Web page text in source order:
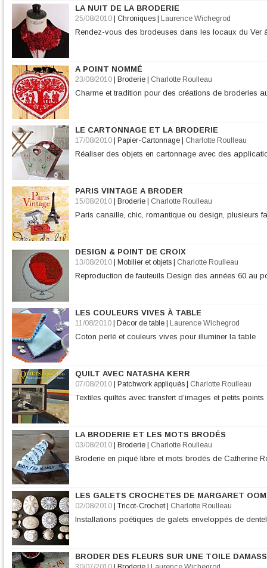
LA NUIT DE LA BRODERIE
25/08/2010 Chroniques Laurence Wichegrod
Rendez-vous des brodeuses dans les locaux du Ver
A POINT NOMMÉ
23/08/2010 Broderie Charlotte Roulleau
Charme et tradition pour des créations de broderies
LE CARTONNAGE ET LA BRODERIE
17/08/2010 Papier-Cartonnage Charlotte Roulleau
Réaliser des objets en cartonnage avec des
PARIS VINTAGE A BRODER
15/08/2010 Broderie Charlotte Roulleau
Paris canaille, chic, romantique ou design, plusieurs
DESIGN & POINT DE CROIX
13/08/2010 Mobilier et objets Charlotte Roulleau
Reproduction de fauteuils Design des années 60 au
LES COULEURS VIVES À TABLE
11/08/2010 Décor de table Laurence Wichegrod
Coton perlé et couleurs vives pour illuminer la table
QUILT AVEC NATASHA KERR
07/08/2010 Patchwork appliqués Charlotte Roulleau
Textiles quiltés avec transfert d’images et petits
LA BRODERIE ET LES MOTS BRODÉS
03/08/2010 Broderie Charlotte Roulleau
Broderie en piqué libre et mots brodés de Catherine
LES GALETS CROCHETES DE MARGARET
02/08/2010 Tricot-Crochet| Charlotte Roulleau
Installations poétiques de galets enveloppés de
BRODER DES FLEURS SUR UNE TOILE